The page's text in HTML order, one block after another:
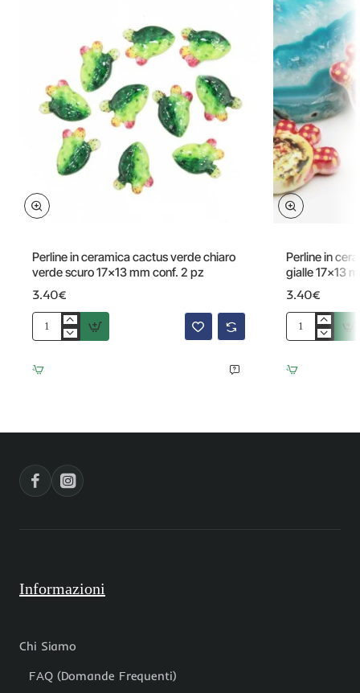
Perline in ceramica cactus verde chiaro
verde scuro 17x13 mm conf. 2 pz
3.40€
Perline
ceramica
cactus
mm
conf.
2
Perline in
gialle 17x13
3.40€
Perline
ceramica
cactus
Informazioni
Chi Siamo
FAQ (Domande Frequenti)